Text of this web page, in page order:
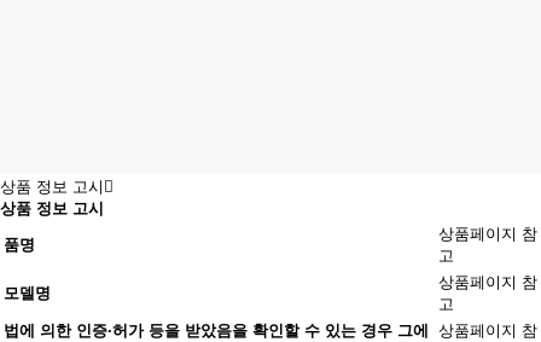
상품 정보 고시
상품 정보 고시
품명
상품페이지 참
고
모델명
상품페이지 참
고
법에 의한 인증·허가 등을 받았음을 확인할 수 있는 경우 그에
상품페이지 참